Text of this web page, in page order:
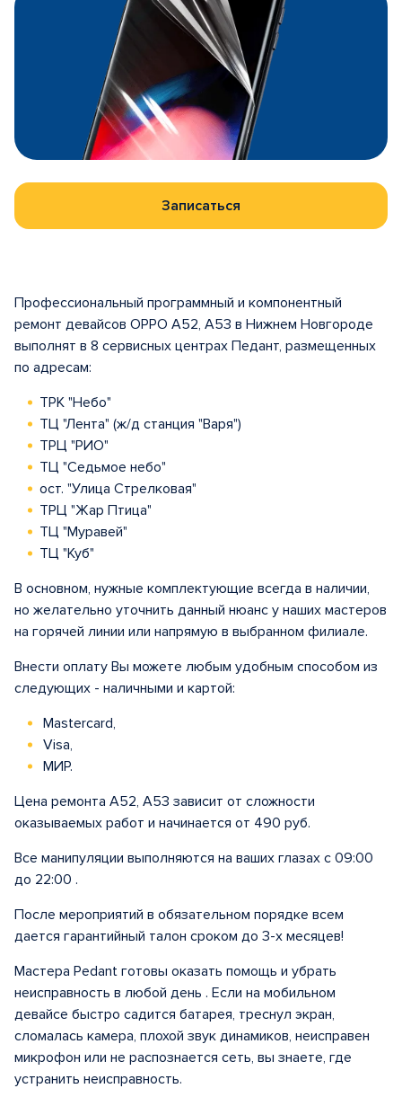
Записаться
Профессиональный программный и компонентный
ремонт девайсов OPPO A52, A53 в Нижнем Новгороде
выполнят в 8 сервисных центрах Педант, размещенных
по адресам:
ТРК "Небо"
ТЦ "Лента" (ж/д станция "Варя")
ТРЦ "РИО"
ТЦ "Седьмое небо"
ост. "Улица Стрелковая"
ТРЦ "Жар Птица"
ТЦ "Муравей"
ТЦ "Куб"
В основном, нужные комплектующие всегда в наличии,
но желательно уточнить данный нюанс у наших мастеров
на горячей линии или напрямую в выбранном филиале.
Внести оплату Вы можете любым удобным способом из
следующих - наличными и картой:
Mastercard,
Visa,
МИР.
Цена ремонта A52, A53 зависит от сложности
оказываемых работ и начинается от 490 руб.
Все манипуляции выполняются на ваших глазах с 09:00
до 22:00 .
После мероприятий в обязательном порядке всем
дается гарантийный талон сроком до 3-х месяцев!
Мастера Pedant готовы оказать помощь и убрать
неисправность в любой день . Если на мобильном
девайсе быстро садится батарея, треснул экран,
сломалась камера, плохой звук динамиков, неисправен
микрофон или не распознается сеть, вы знаете, где
устранить неисправность.